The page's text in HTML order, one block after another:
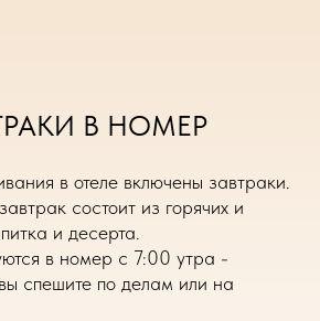
В НОМЕР
в отеле включены завтраки.
состоит из горячих и
и десерта.
в номер с 7:00 утра -
спешите по делам или на